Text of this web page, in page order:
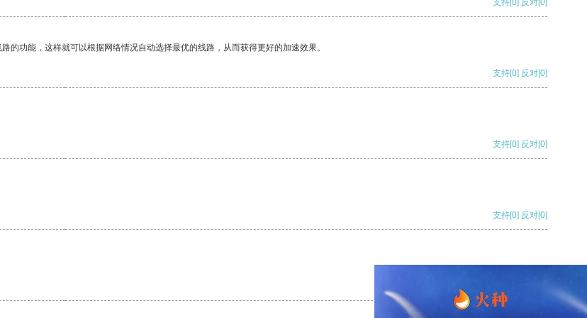
支持[0] 反对[0]
功能，这样就可以根据网络情况自动选择最优的线路，从而获得更好的加速效果。
支持[0] 反对[0]
支持[0] 反对[0]
支持[0] 反对[0]